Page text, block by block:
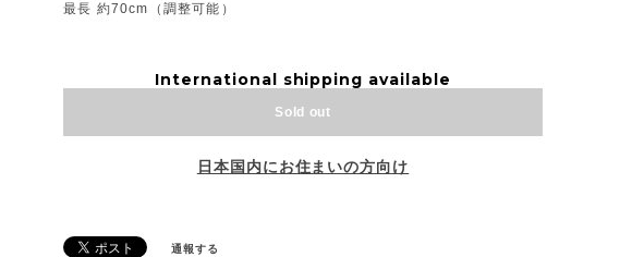
最長 約70cm（調整可能）
International shipping available
Sold out
日本国内にお住まいの方向け
通報する